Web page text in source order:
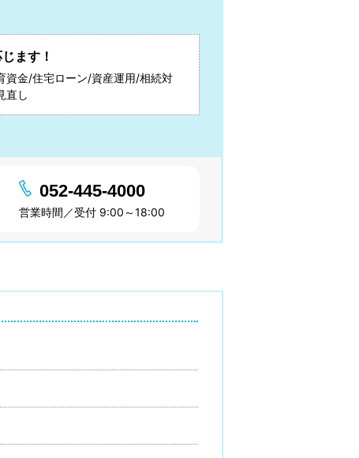
ます！
資金/住宅ローン/資産運用/相続対
直し
052-445-4000
営業時間／受付 9:00～18:00